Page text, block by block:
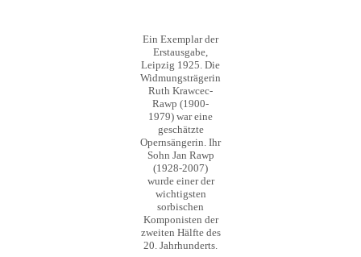
Ein Exemplar der
Erstausgabe,
Leipzig 1925. Die
Widmungsträgerin
Ruth Krawcec-
Rawp (1900-
1979) war eine
geschätzte
Opernsängerin. Ihr
Sohn Jan Rawp
(1928-2007)
wurde einer der
wichtigsten
sorbischen
Komponisten der
zweiten Hälfte des
20. Jahrhunderts.